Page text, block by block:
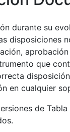
durante su
disposiciones
que
en cualquier
de